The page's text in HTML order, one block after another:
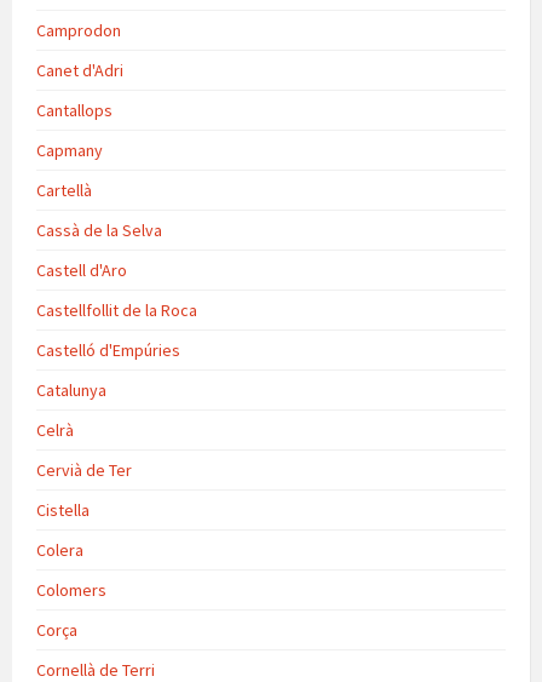
Camprodon
Canet d'Adri
Cantallops
Capmany
Cartellà
Cassà de la Selva
Castell d'Aro
Castellfollit de la Roca
Castelló d'Empúries
Catalunya
Celrà
Cervià de Ter
Cistella
Colera
Colomers
Corça
Cornellà de Terri